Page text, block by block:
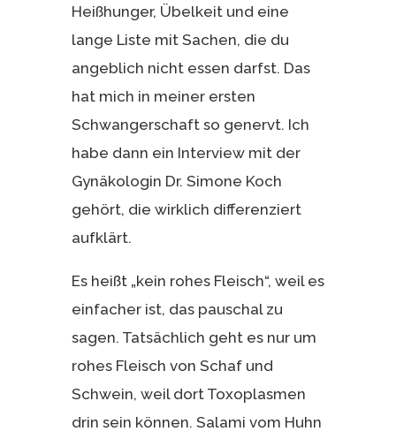
Heißhunger, Übelkeit und eine
lange Liste mit Sachen, die du
angeblich nicht essen darfst. Das
hat mich in meiner ersten
Schwangerschaft so genervt. Ich
habe dann ein Interview mit der
Gynäkologin Dr. Simone Koch
gehört, die wirklich differenziert
aufklärt.
Es heißt „kein rohes Fleisch“, weil es
einfacher ist, das pauschal zu
sagen. Tatsächlich geht es nur um
rohes Fleisch von Schaf und
Schwein, weil dort Toxoplasmen
drin sein können. Salami vom Huhn